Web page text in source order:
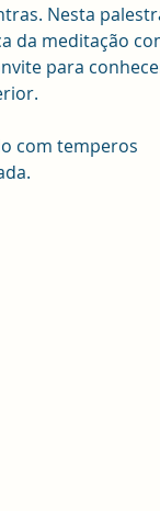
Nesta
da meditação
para
com temperos